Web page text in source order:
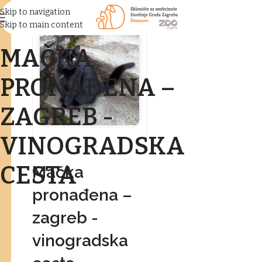
Skip to navigation
Skip to main content
MAČKA
PRONAĐENA –
ZAGREB -
VINOGRADSKA
CESTA
Mačka
pronađena –
zagreb -
vinogradska